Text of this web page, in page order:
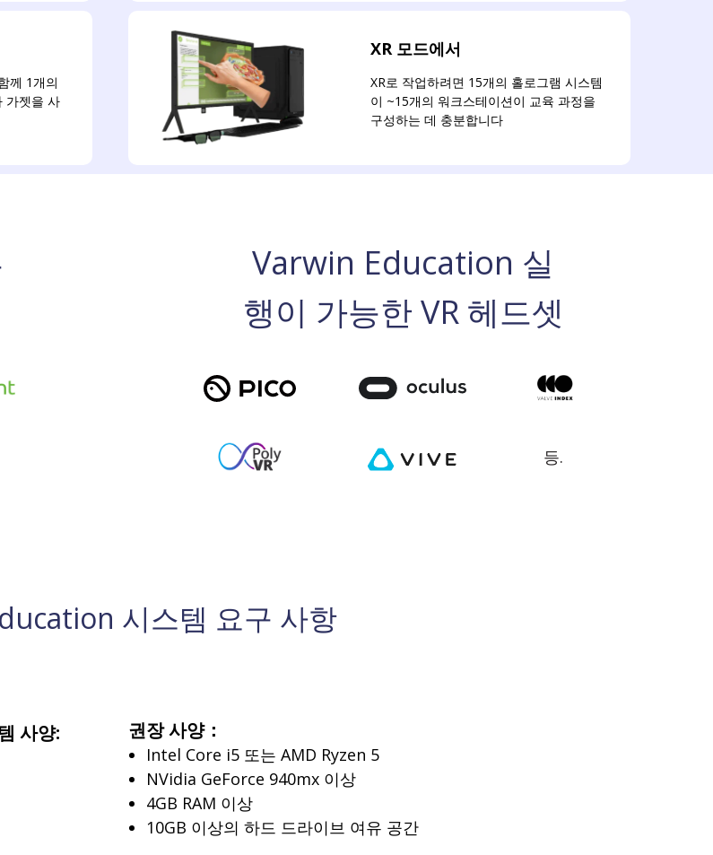
께 1개의
가젯을 사
XR 모드에서
XR로 작업하려면 15개의 홀로그램 시스템
이 ~15개의 워크스테이션이 교육 과정을
구성하는 데 충분합니다
Varwin Education 실
행이 가능한 VR 헤드셋
등.
시스템 요구 사항
사양: 권장 사양：
Intel Core i5 또는 AMD Ryzen 5
NVidia GeForce 940mx 이상
4GB RAM 이상
10GB 이상의 하드 드라이브 여유 공간